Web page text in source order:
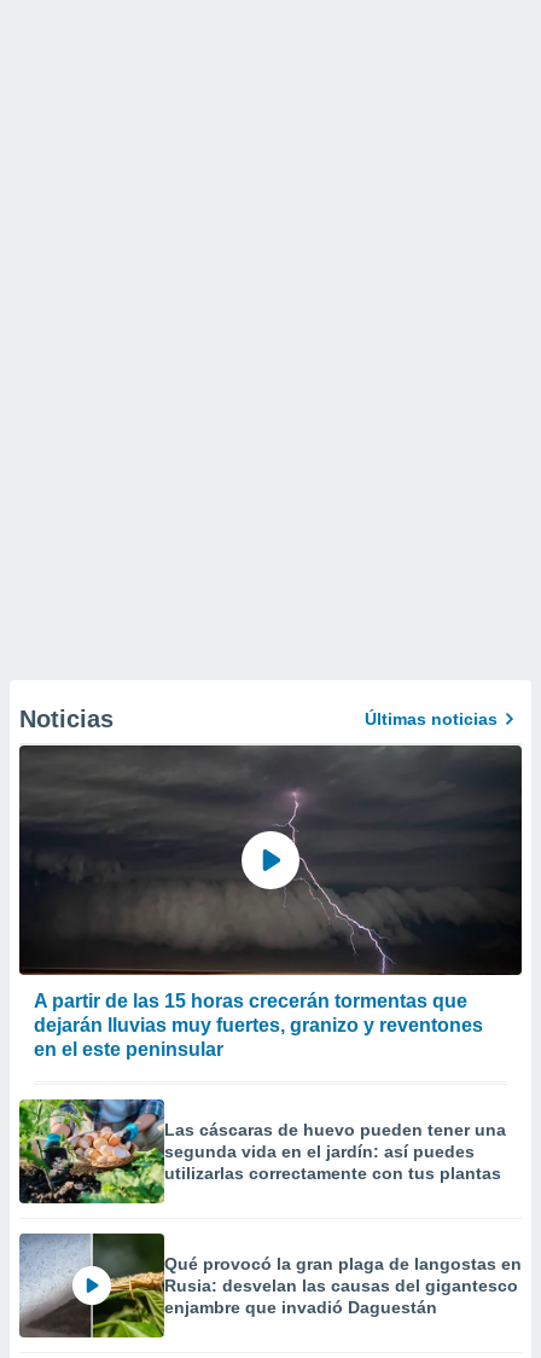
Noticias Últimas noticias
A partir de las 15 horas crecerán tormentas que
dejarán lluvias muy fuertes, granizo y reventones
en el este peninsular
Las cáscaras de huevo pueden tener una
segunda vida en el jardín: así puedes
utilizarlas correctamente con tus plantas
Qué provocó la gran plaga de langostas en
Rusia: desvelan las causas del gigantesco
enjambre que invadió Daguestán